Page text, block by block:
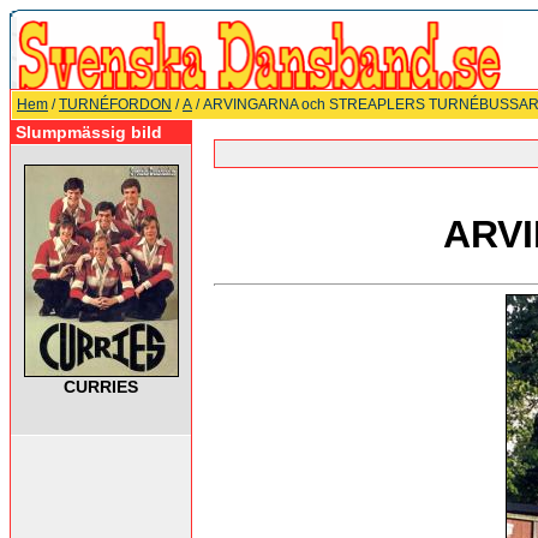
Hem /TURNÉFORDON /A / ARVINGARNA och STREAPLERS TURNÉBUSSAR
Slumpmässig bild
CURRIES